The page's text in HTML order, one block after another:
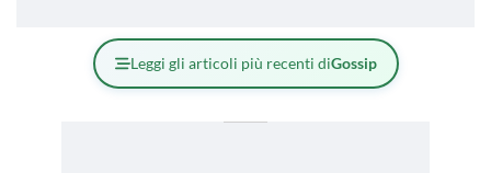
Leggi gli articoli più recenti diGossip